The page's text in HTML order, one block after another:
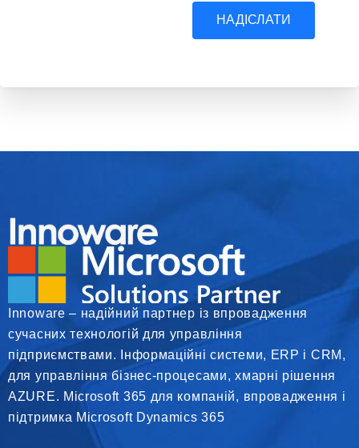
НАДІСЛАТИ
Innoware – надійний партнер із впровадження
сучасних технологій для управління
підприємствами. Інформаційні системи, ERP і CRM,
для управління бізнес-процесами, хмарні рішення
AZURE. Microsoft 365 для компаній, впровадження і
підтримка Microsoft Dynamics 365